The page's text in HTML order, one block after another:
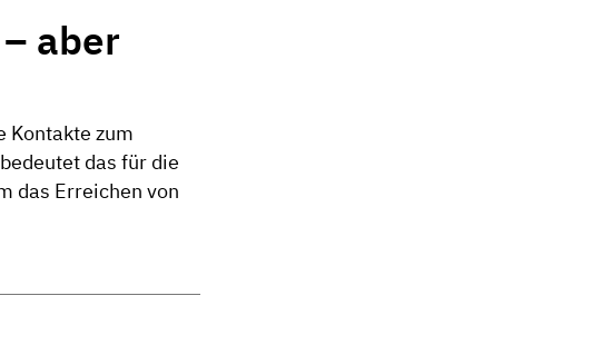
aber
Kontakte zum
das für die
das Erreichen von